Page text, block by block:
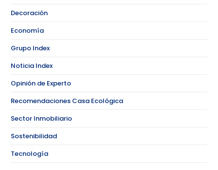
Decoración
Economía
Grupo Index
Noticia Index
Opinión de Experto
Recomendaciones Casa Ecológica
Sector Inmobiliario
Sostenibilidad
Tecnología